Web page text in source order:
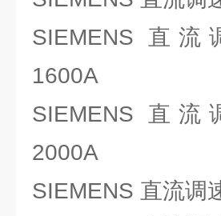
SIEMENS 直流
1600A
SIEMENS 直流
2000A
SIEMENS 直流调